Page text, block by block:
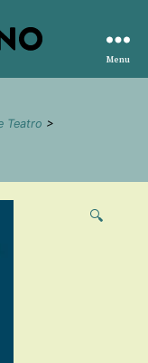
Menu
Teatro >
🔍